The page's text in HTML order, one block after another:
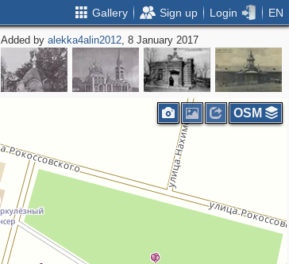
Gallery Sign up Login EN
Added byalekka4alin2012, 8 January 2017
OSM